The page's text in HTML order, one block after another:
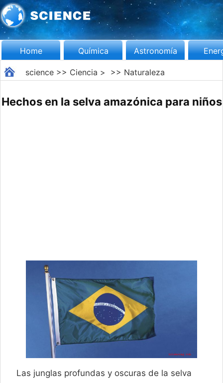
Home Química Astronomía
science>> Ciencia > >> Naturaleza
Hechos en la selva amazónica para niños
Las junglas profundas y oscuras de la selva